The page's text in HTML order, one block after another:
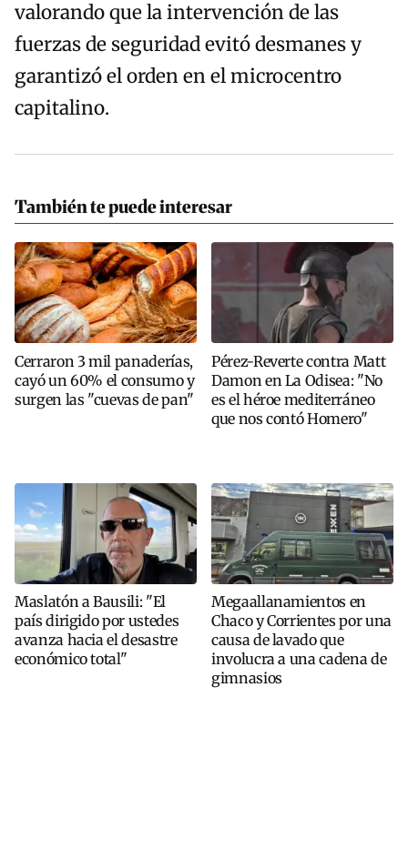
valorando que la intervención de las
fuerzas de seguridad evitó desmanes y
garantizó el orden en el microcentro
capitalino.
También te puede interesar
Cerraron 3 mil panaderías,
cayó un 60% el consumo y
surgen las "cuevas de pan"
Pérez-Reverte contra Matt
Damon en La Odisea: "No
es el héroe mediterráneo
que nos contó Homero"
Maslatón a Bausili: "El
país dirigido por ustedes
avanza hacia el desastre
económico total"
Megaallanamientos en
Chaco y Corrientes por una
causa de lavado que
involucra a una cadena de
gimnasios